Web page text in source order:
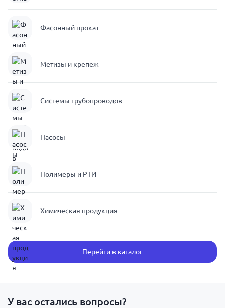
Фасонный прокат
Метизы и крепеж
Системы трубопроводов
Насосы
Полимеры и РТИ
Химическая продукция
Перейти в каталог
У вас остались вопросы?